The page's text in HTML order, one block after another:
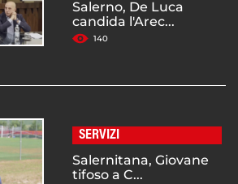
Salerno, De Luca
candida l'Arec...
140
SERVIZI
Salernitana, Giovane
tifoso a C...